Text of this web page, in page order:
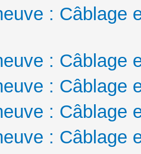
: Câblage
: Câblage
: Câblage
: Câblage
: Câblage